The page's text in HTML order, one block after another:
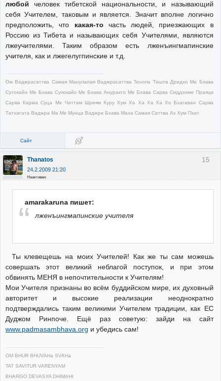
любой человек тибетской национальности, и называющий
себя Учителем, таковым и является. Значит вполне логично
предположить, что какая-то часть людей, приезжающих в
Россию из Тибета и называющих себя Учителями, являются
лжеучителями. Таким образом есть лженъингмапинские
учителя, как и лжегелугпинские и т.д.
Ом Ваджрасаттва Самая Манупалая Ваджрасаттва Тенопа Тишта Дридхо Ме Бхава
Сутокайо Ме Бхава Супокайо Ме Бхава Ануракто Ме Бхава Сарва Сиддхиме Праяца
Сарва Карма Суца Ме Читтам Шриям Куру Хум Ха Ха Ха Ха Хо Бхагаван Сарва
Татхагата Ваджра Ма Ме Мунца Ваджри Бхава Маха Самая Саттва Ах Хум Пхат
Сайт
15
Thanatos
24.2.2009 21:20
Неактивен
amarakaruna пишет:
лженъингмапинские учителя
Ты клевещешь на моих Учителей! Как же ты сам можешь
совершать этот великий неблагой поступок, и при этом
обвинять МЕНЯ в непочтительности к Учителям!
Мои Учителя признаны во всём буддийском мире, их духовный
авторитет и высокие реализации неоднократно
подтверждались таким великими Учителем традиции, как ЕС
Дуджом Ринпоче. Ещё раз советую: зайди на сайт
www.padmasambhava.org и убедись сам!
OM BHUR BHUVAHa SVAHa
TAT SAVITUR VARENYAM
BHARGO DEVASYA DHIMAHI